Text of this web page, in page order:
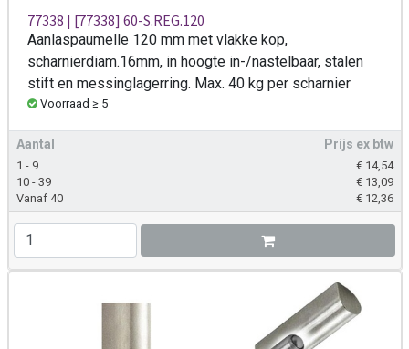
77338 | [77338] 60-S.REG.120
Aanlaspaumelle 120 mm met vlakke kop,
scharnierdiam.16mm, in hoogte in-/nastelbaar, stalen
stift en messinglagerring. Max. 40 kg per scharnier
Voorraad ≥ 5
Aantal Prijs ex btw
1 - 9 € 14,54
10 - 39
€ 13,09
Vanaf 40
€ 12,36